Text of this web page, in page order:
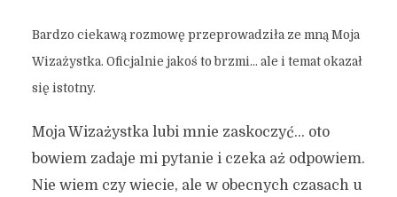
Bardzo ciekawą rozmowę przeprowadziła ze mną Moja
Wizażystka. Oficjalnie jakoś to brzmi… ale i temat okazał
się istotny.
Moja Wizażystka lubi mnie zaskoczyć… oto
bowiem zadaje mi pytanie i czeka aż odpowiem.
Nie wiem czy wiecie, ale w obecnych czasach u